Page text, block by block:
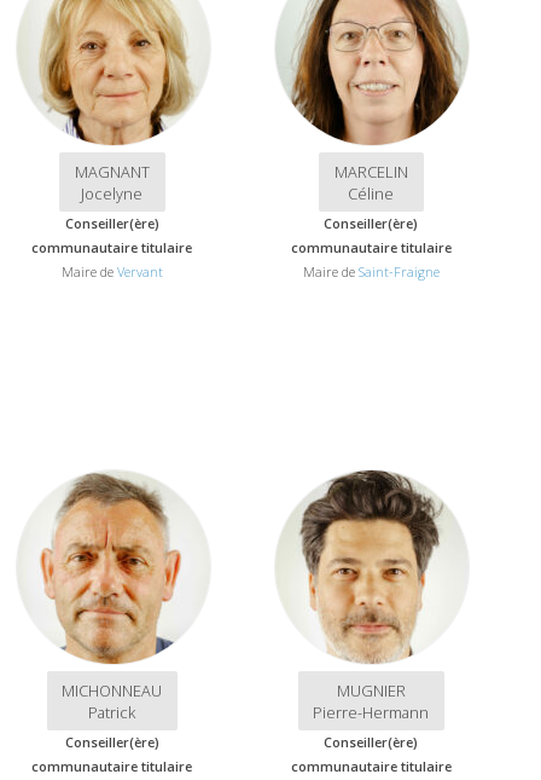
MAGNANT
Jocelyne
Conseiller(ère)
communautaire titulaire
Maire de Vervant
MARCELIN
Céline
Conseiller(ère)
communautaire titulaire
Maire de Saint-Fraigne
MICHONNEAU
Patrick
Conseiller(ère)
communautaire titulaire
MUGNIER
Pierre-Hermann
Conseiller(ère)
communautaire titulaire